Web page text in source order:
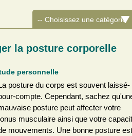
la posture corporelle
personnelle
La posture du corps est souvent laissé-
compte. Cependant, sachez
posture peut affecter votre
musculaire ainsi que votre
mouvements. Une bonne posture est